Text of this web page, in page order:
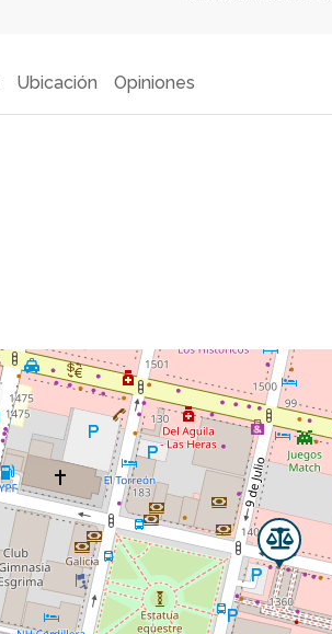
Ubicación Opiniones